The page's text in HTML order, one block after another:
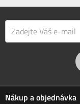
Nákup a objednávka